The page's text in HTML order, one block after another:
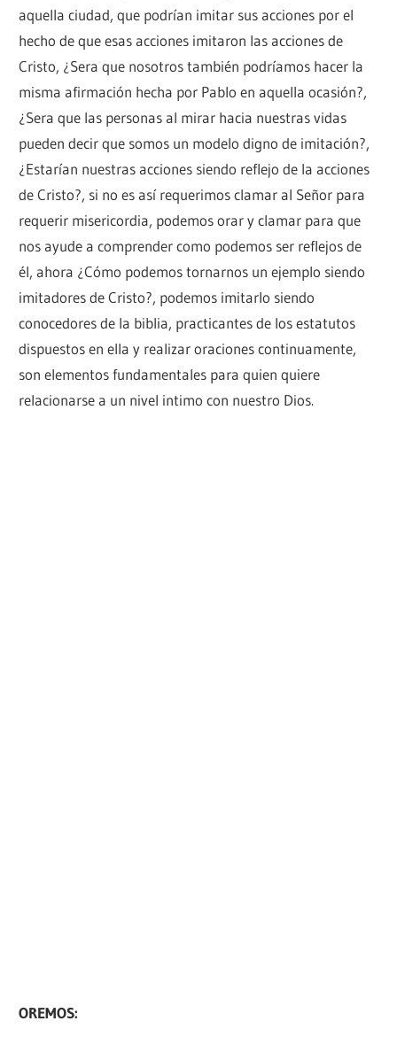
aquella ciudad, que podrían imitar sus acciones por el
hecho de que esas acciones imitaron las acciones de
Cristo, ¿Sera que nosotros también podríamos hacer la
misma afirmación hecha por Pablo en aquella ocasión?,
¿Sera que las personas al mirar hacia nuestras vidas
pueden decir que somos un modelo digno de imitación?,
¿Estarían nuestras acciones siendo reflejo de la acciones
de Cristo?, si no es así requerimos clamar al Señor para
requerir misericordia, podemos orar y clamar para que
nos ayude a comprender como podemos ser reflejos de
él, ahora ¿Cómo podemos tornarnos un ejemplo siendo
imitadores de Cristo?, podemos imitarlo siendo
conocedores de la biblia, practicantes de los estatutos
dispuestos en ella y realizar oraciones continuamente,
son elementos fundamentales para quien quiere
relacionarse a un nivel intimo con nuestro Dios.
OREMOS: